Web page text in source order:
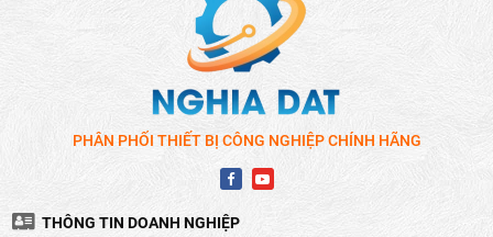
Súng bắn keo Dewalt được thiết kế với công suất mạnh mẽ,
đảm bảo keo ra đều và mịn.
Khả năng gia nhiệt nhanh, giúp tiết kiệm thời gian chuẩn bị
và tăng hiệu quả làm việc.
Thiết kế ergonomic
PHÂN PHỐI THIẾT BỊ CÔNG NGHIỆP CHÍNH HÃNG
THÔNG TIN DOANH NGHIỆP